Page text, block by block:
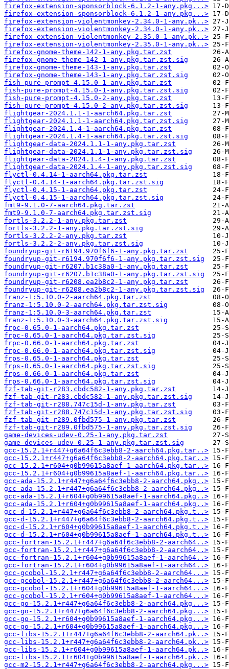
firefox-extension-sponsorblock-6.1.2-1-any.pkg...>
firefox-extension-sponsorblock-6.1.2-1-any.pkg...>
firefox-extension-violentmonkey-2.34.0-1-any.pk..>
firefox-extension-violentmonkey-2.34.0-1-any.pk..>
firefox-extension-violentmonkey-2.35.0-1-any.pk..>
firefox-extension-violentmonkey-2.35.0-1-any.pk..>
firefox-gnome-theme-142-1-any.pkg.tar.zst
firefox-gnome-theme-142-1-any.pkg.tar.zst.sig
firefox-gnome-theme-143-1-any.pkg.tar.zst
firefox-gnome-theme-143-1-any.pkg.tar.zst.sig
fish-pure-prompt-4.15.0-1-any.pkg.tar.zst
fish-pure-prompt-4.15.0-1-any.pkg.tar.zst.sig
fish-pure-prompt-4.15.0-2-any.pkg.tar.zst
fish-pure-prompt-4.15.0-2-any.pkg.tar.zst.sig
flightgear-2024.1.1-1-aarch64.pkg.tar.zst
flightgear-2024.1.1-1-aarch64.pkg.tar.zst.sig
flightgear-2024.1.4-1-aarch64.pkg.tar.zst
flightgear-2024.1.4-1-aarch64.pkg.tar.zst.sig
flightgear-data-2024.1.1-1-any.pkg.tar.zst
flightgear-data-2024.1.1-1-any.pkg.tar.zst.sig
flightgear-data-2024.1.4-1-any.pkg.tar.zst
flightgear-data-2024.1.4-1-any.pkg.tar.zst.sig
flyctl-0.4.14-1-aarch64.pkg.tar.zst
flyctl-0.4.14-1-aarch64.pkg.tar.zst.sig
flyctl-0.4.15-1-aarch64.pkg.tar.zst
flyctl-0.4.15-1-aarch64.pkg.tar.zst.sig
fmt9-9.1.0-7-aarch64.pkg.tar.zst
fmt9-9.1.0-7-aarch64.pkg.tar.zst.sig
fortls-3.2.2-1-any.pkg.tar.zst
fortls-3.2.2-1-any.pkg.tar.zst.sig
fortls-3.2.2-2-any.pkg.tar.zst
fortls-3.2.2-2-any.pkg.tar.zst.sig
foundryup-git-r6194.970f6f6-1-any.pkg.tar.zst
foundryup-git-r6194.970f6f6-1-any.pkg.tar.zst.sig
foundryup-git-r6207.b1c38a0-1-any.pkg.tar.zst
foundryup-git-r6207.b1c38a0-1-any.pkg.tar.zst.sig
foundryup-git-r6208.ea2b8c2-1-any.pkg.tar.zst
foundryup-git-r6208.ea2b8c2-1-any.pkg.tar.zst.sig
franz-1:5.10.0-2-aarch64.pkg.tar.zst
franz-1:5.10.0-2-aarch64.pkg.tar.zst.sig
franz-1:5.10.0-3-aarch64.pkg.tar.zst
franz-1:5.10.0-3-aarch64.pkg.tar.zst.sig
frpc-0.65.0-1-aarch64.pkg.tar.zst
frpc-0.65.0-1-aarch64.pkg.tar.zst.sig
frpc-0.66.0-1-aarch64.pkg.tar.zst
frpc-0.66.0-1-aarch64.pkg.tar.zst.sig
frps-0.65.0-1-aarch64.pkg.tar.zst
frps-0.65.0-1-aarch64.pkg.tar.zst.sig
frps-0.66.0-1-aarch64.pkg.tar.zst
frps-0.66.0-1-aarch64.pkg.tar.zst.sig
fzf-tab-git-r283.cbdc582-1-any.pkg.tar.zst
fzf-tab-git-r283.cbdc582-1-any.pkg.tar.zst.sig
fzf-tab-git-r288.747c15d-1-any.pkg.tar.zst
fzf-tab-git-r288.747c15d-1-any.pkg.tar.zst.sig
fzf-tab-git-r289.0fbd575-1-any.pkg.tar.zst
fzf-tab-git-r289.0fbd575-1-any.pkg.tar.zst.sig
game-devices-udev-0.25-1-any.pkg.tar.zst
game-devices-udev-0.25-1-any.pkg.tar.zst.sig
gcc-15.2.1+r447+g6a64f6c3ebb8-2-aarch64.pkg.tar..>
gcc-15.2.1+r447+g6a64f6c3ebb8-2-aarch64.pkg.tar..>
gcc-15.2.1+r604+g0b99615a8aef-1-aarch64.pkg.tar..>
gcc-15.2.1+r604+g0b99615a8aef-1-aarch64.pkg.tar..>
gcc-ada-15.2.1+r447+g6a64f6c3ebb8-2-aarch64.pkg..>
gcc-ada-15.2.1+r447+g6a64f6c3ebb8-2-aarch64.pkg..>
gcc-ada-15.2.1+r604+g0b99615a8aef-1-aarch64.pkg..>
gcc-ada-15.2.1+r604+g0b99615a8aef-1-aarch64.pkg..>
gcc-d-15.2.1+r447+g6a64f6c3ebb8-2-aarch64.pkg.t..>
gcc-d-15.2.1+r447+g6a64f6c3ebb8-2-aarch64.pkg.t..>
gcc-d-15.2.1+r604+g0b99615a8aef-1-aarch64.pkg.t..>
gcc-d-15.2.1+r604+g0b99615a8aef-1-aarch64.pkg.t..>
gcc-fortran-15.2.1+r447+g6a64f6c3ebb8-2-aarch64..>
gcc-fortran-15.2.1+r447+g6a64f6c3ebb8-2-aarch64..>
gcc-fortran-15.2.1+r604+g0b99615a8aef-1-aarch64..>
gcc-fortran-15.2.1+r604+g0b99615a8aef-1-aarch64..>
gcc-gcobol-15.2.1+r447+g6a64f6c3ebb8-2-aarch64...>
gcc-gcobol-15.2.1+r447+g6a64f6c3ebb8-2-aarch64...>
gcc-gcobol-15.2.1+r604+g0b99615a8aef-1-aarch64...>
gcc-gcobol-15.2.1+r604+g0b99615a8aef-1-aarch64...>
gcc-go-15.2.1+r447+g6a64f6c3ebb8-2-aarch64.pkg...>
gcc-go-15.2.1+r447+g6a64f6c3ebb8-2-aarch64.pkg...>
gcc-go-15.2.1+r604+g0b99615a8aef-1-aarch64.pkg...>
gcc-go-15.2.1+r604+g0b99615a8aef-1-aarch64.pkg...>
gcc-libs-15.2.1+r447+g6a64f6c3ebb8-2-aarch64.pk..>
gcc-libs-15.2.1+r447+g6a64f6c3ebb8-2-aarch64.pk..>
gcc-libs-15.2.1+r604+g0b99615a8aef-1-aarch64.pk..>
gcc-libs-15.2.1+r604+g0b99615a8aef-1-aarch64.pk..>
gcc-m2-15.2.1+r447+g6a64f6c3ebb8-2-aarch64.pkg...>